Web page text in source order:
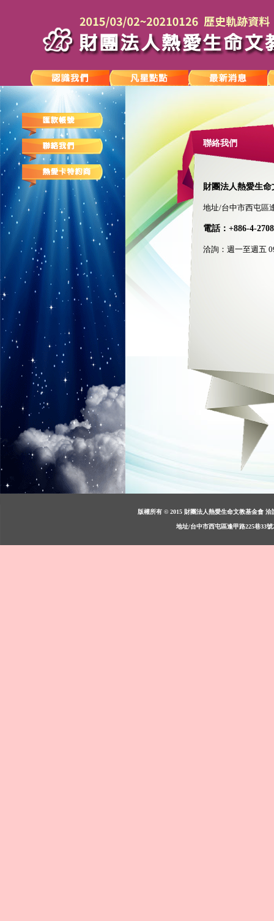
聯絡我們
財團法人熱愛生
地址/台中市西屯區
電話：+886-4-
洽詢：週一至週
版權所有 © 2015 財團法人熱愛生命文教基金會
地址/台中市西屯區逢甲路225巷33